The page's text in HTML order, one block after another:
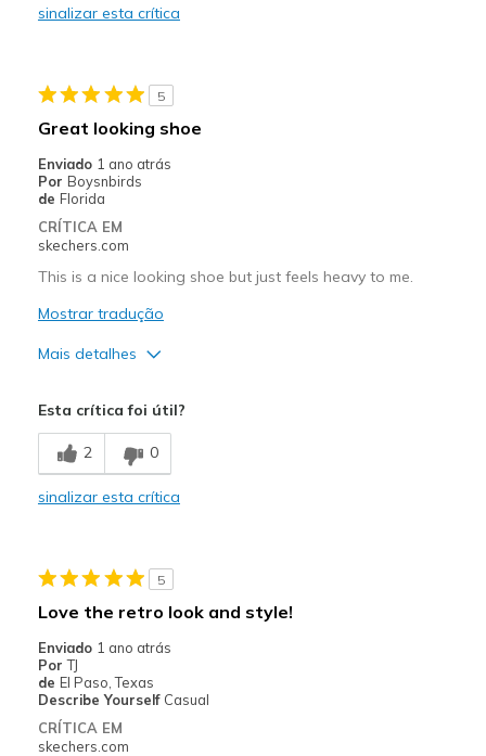
View On Shoes Shoes are for Wearing
sinalizar esta crítica
5
Great looking shoe
Enviado 1 ano atrás
Por Boysnbirds
de Florida
CRÍTICA EM
skechers.com
This is a nice looking shoe but just feels heavy to me.
Mostrar tradução
Mais detalhes
Contras
Feels heavy
Sizing
Esta crítica foi útil?
2 0
sinalizar esta crítica
5
Love the retro look and style!
Enviado 1 ano atrás
Por TJ
de El Paso, Texas
Describe Yourself Casual
CRÍTICA EM
skechers.com